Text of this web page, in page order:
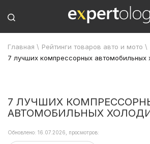
Главная \ Рейтинги товаров авто и мото \
7 лучших компрессорных автомобильных
7 ЛУЧШИХ
АВТОМОБИЛЬНЫХ
Обновлено: 16.07.2026, просмотров: